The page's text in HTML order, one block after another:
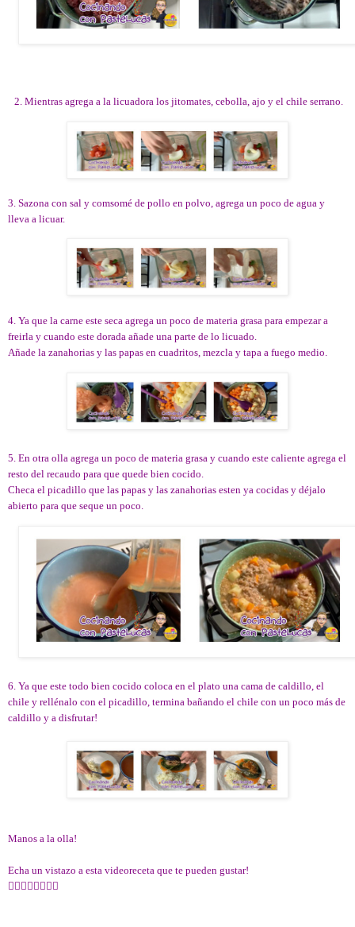
2. Mientras agrega a la licuadora los jitomates, cebolla, ajo y el chile serrano.
3. Sazona con sal y comsomé de pollo en polvo, agrega un poco de agua y
lleva a licuar.
4. Ya que la carne este seca agrega un poco de materia grasa para empezar a
freirla y cuando este dorada añade una parte de lo licuado.
Añade la zanahorias y las papas en cuadritos, mezcla y tapa a fuego medio.
5. En otra olla agrega un poco de materia grasa y cuando este caliente agrega el
resto del recaudo para que quede bien cocido.
Checa el picadillo que las papas y las zanahorias esten ya cocidas y déjalo
abierto para que seque un poco.
6. Ya que este todo bien cocido coloca en el plato una cama de caldillo, el
chile y rellénalo con el picadillo, termina bañando el chile con un poco más de
caldillo y a disfrutar!
Manos a la olla!
Echa un vistazo a esta videoreceta que te pueden gustar!
👇🏻👇🏻👇🏻👇🏻